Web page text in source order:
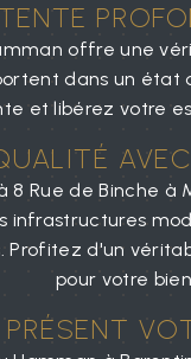
offre une
dans un
et libérez votre
8 Rue de Binche
infrastructures
Profitez d'un
pour votre